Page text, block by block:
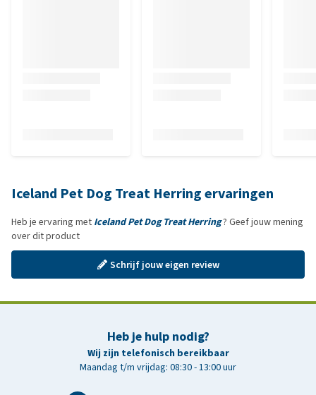
Iceland Pet Dog Treat Herring ervaringen
Heb je ervaring met Iceland Pet Dog Treat Herring? Geef jouw mening
over dit product
Schrijf jouw eigen review
Heb je hulp nodig?
Wij zijn telefonisch bereikbaar
Maandag t/m vrijdag: 08:30 - 13:00 uur